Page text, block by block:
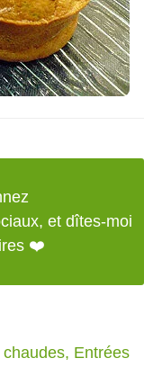
et dîtes-moi
❤️
, Entrées